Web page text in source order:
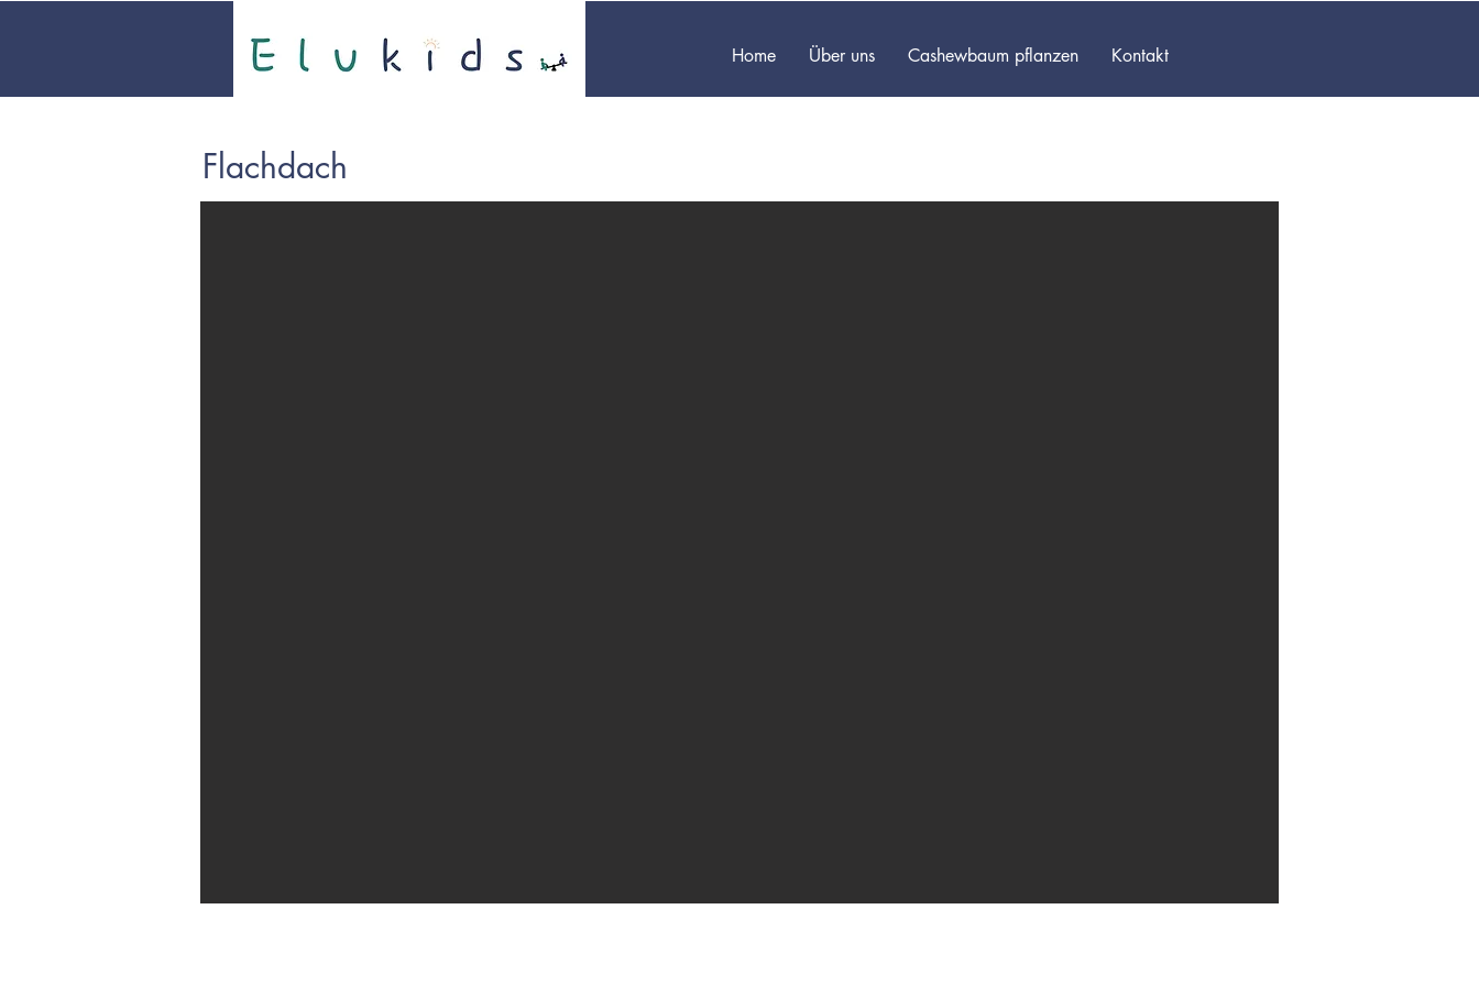
Home Über uns Cashewbaum pflanzen Kontakt
Flachdach